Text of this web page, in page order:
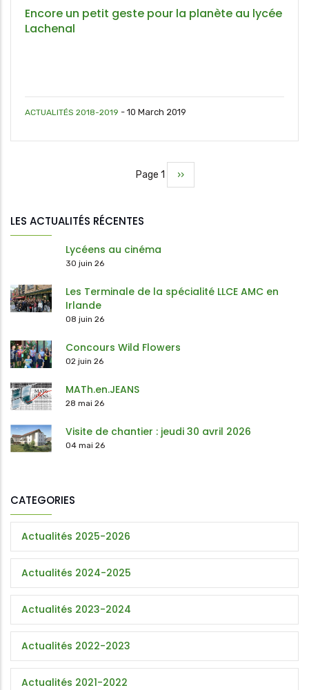
Encore un petit geste pour la planète au lycée
Lachenal
ACTUALITÉS 2018-2019 - 10 March 2019
Page 1
Page
››
LES ACTUALITÉS RÉCENTES
Lycéens au cinéma
30 juin 26
Les Terminale de la spécialité LLCE AMC en
Irlande
08 juin 26
Concours Wild Flowers
02 juin 26
MATh.en.JEANS
28 mai 26
Visite de chantier : jeudi 30 avril 2026
04 mai 26
CATEGORIES
Actualités 2025-2026
Actualités 2024-2025
Actualités 2023-2024
Actualités 2022-2023
Actualités 2021-2022